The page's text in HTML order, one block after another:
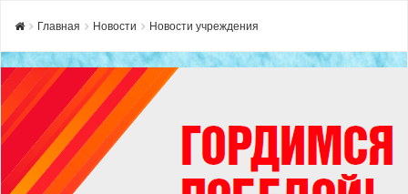
Главная Новости Новости учреждения